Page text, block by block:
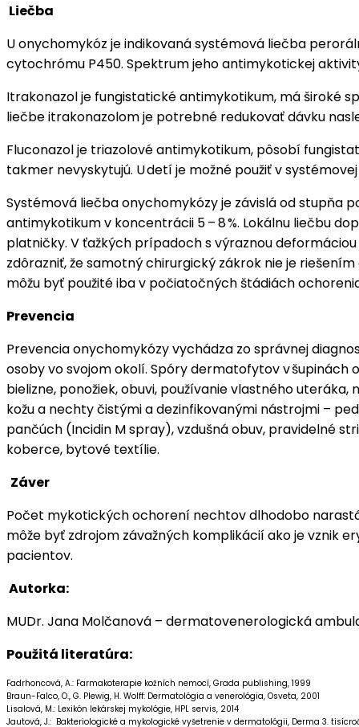
Liečba
U onychomykóz je indikovaná systémová liečba
cytochrómu P450. Spektrum jeho antimykotickej
Itrakonazol je fungistatické antimykotikum, má široké
liečbe itrakonazolom je potrebné redukovať dávku
Fluconazol je triazolové antimykotikum, pôsobí
takmer nevyskytujú. U detí je možné použiť v
Systémová liečba onychomykózy je závislá od stupňa
antimykotikum v koncentrácii 5 – 8 %. Lokálnu liečbu
platničky. V ťažkých prípadoch s výraznou
zdôrazniť, že samotný chirurgický zákrok nie je
môžu byť použité iba v počiatočných štádiách
Prevencia
Prevencia onychomykózy vychádza zo správnej
osoby vo svojom okolí. Spóry dermatofytov v
bielizne, ponožiek, obuvi, používanie vlastného
kožu a nechty čistými a dezinfikovanými nástrojmi –
pančúch (Incidin M spray), vzdušná obuv, pravidelné
koberce, bytové textílie.
Záver
Počet mykotických ochorení nechtov dlhodobo
môže byť zdrojom závažných komplikácií ako je vznik
pacientov.
Autorka:
MUDr. Jana Molčanová – dermatovenerologická
Použitá literatúra:
Fadrhoncová, A.: Farmakoterapie kožních nemocí, Grada publishing, 1999
Braun-Falco, O., G. Plewig, H. Wolff: Dermatológia a venerológia, Osveta, 2001
Lisalová, M.: Lexikón lekárskej mykológie, HPL servis, 2014
Jautová, J.: Bakteriologické a mykologické vyšetrenie v dermatológii, Derma 3.